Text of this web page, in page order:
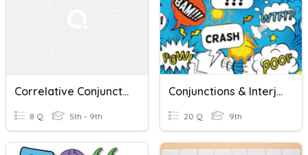
Correlative Conjunctions
8 Q 5th - 9th
Conjunctions & Interjections
20 Q 9th